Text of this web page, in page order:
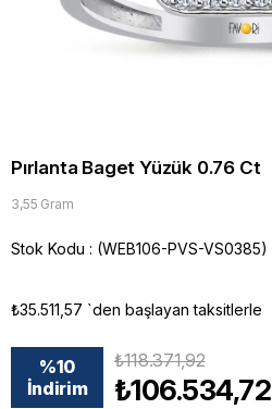
Pırlanta Baget Yüzük 0.76 Ct
3,55 Gram
Stok Kodu (WEB106-PVS-VS0385)
₺35.511,57 `den başlayan taksitlerle
%10
İndirim
₺118.371,92
₺106.534,72